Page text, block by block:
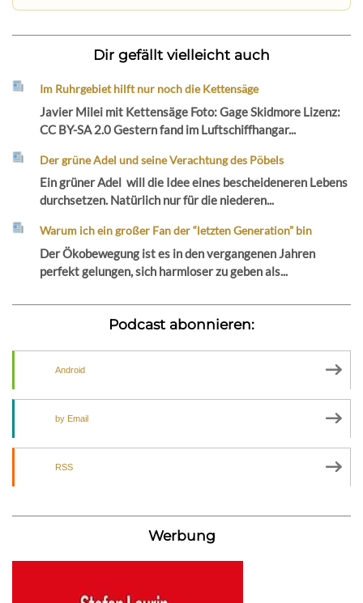
Dir gefällt vielleicht auch
Im Ruhrgebiet hilft nur noch die Kettensäge
Javier Milei mit Kettensäge Foto: Gage Skidmore Lizenz:
CC BY-SA 2.0 Gestern fand im Luftschiffhangar...
Der grüne Adel und seine Verachtung des Pöbels
Ein grüner Adel will die Idee eines bescheideneren Lebens
durchsetzen. Natürlich nur für die niederen...
Warum ich ein großer Fan der “letzten Generation” bin
Der Ökobewegung ist es in den vergangenen Jahren
perfekt gelungen, sich harmloser zu geben als...
Podcast abonnieren:
Android
by Email
RSS
Werbung